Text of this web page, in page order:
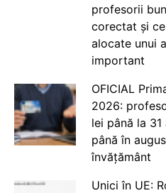
profesorii
corectat și
alocate unui
important
OFICIAL
2026:
lei până la
până în
învățământ
Unici în UE: